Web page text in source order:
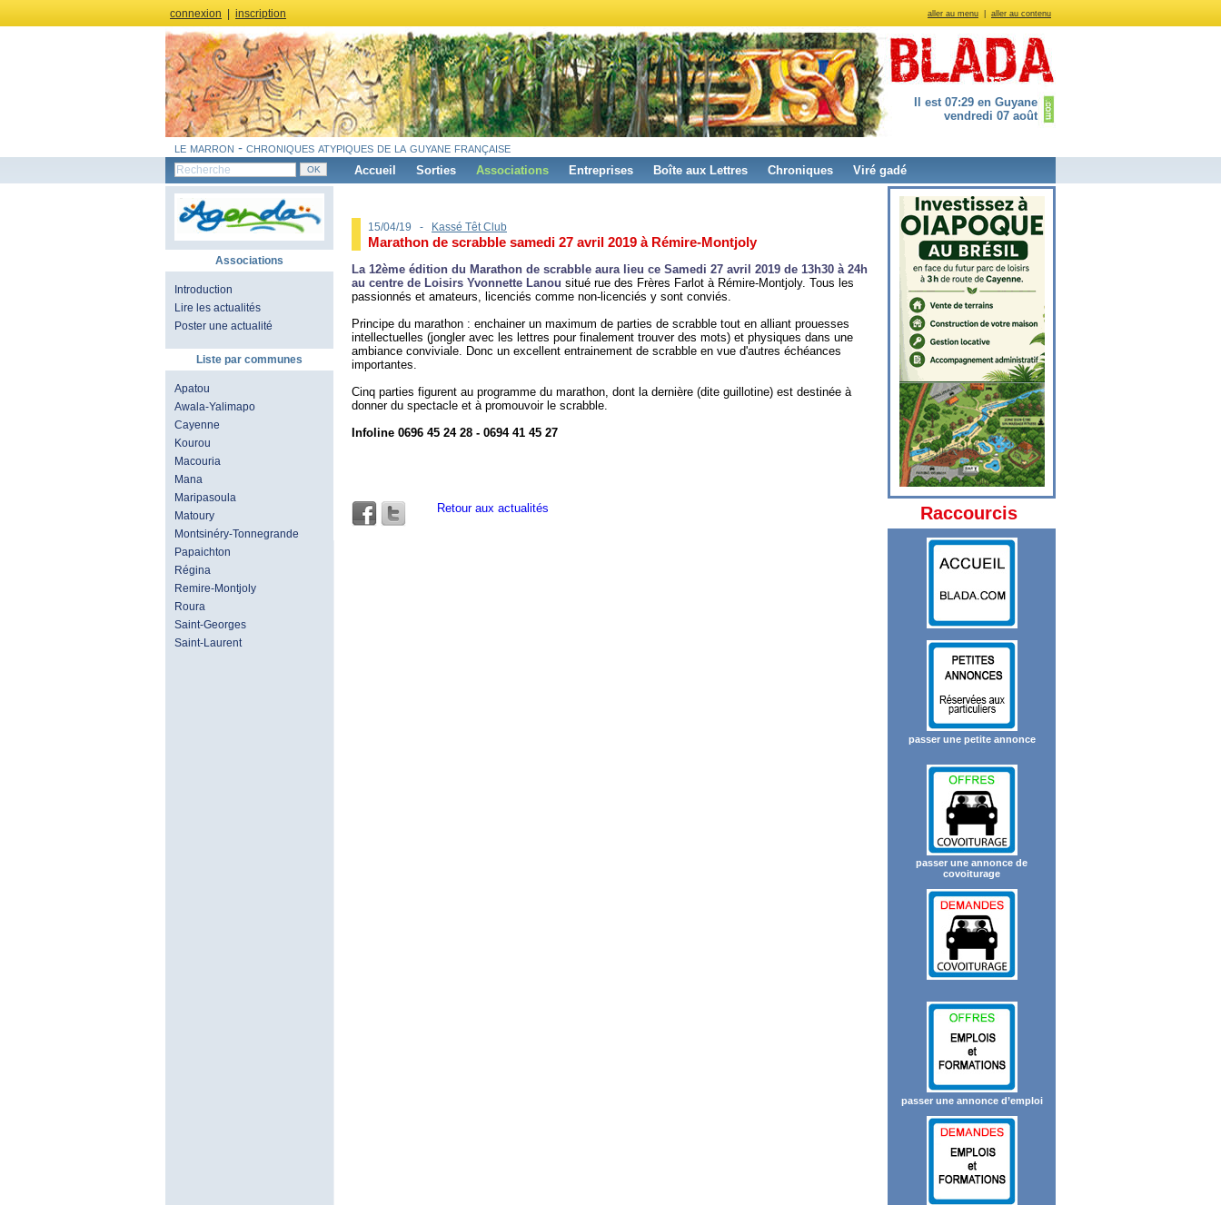
aller au menu aller au contenu
connexion inscription
Il est 07:29 en Guyane
vendredi 07 août
le marron - chroniques atypiques de la guyane française
Accueil Sorties Associations Entreprises Boîte aux Lettres Chroniques Viré gadé
Associations
Introduction
Lire les actualités
Poster une actualité
Liste par communes
Apatou
Awala-Yalimapo
Cayenne
Kourou
Macouria
Mana
Maripasoula
Matoury
Montsinéry-Tonnegrande
Papaichton
Régina
Remire-Montjoly
Roura
Saint-Georges
Saint-Laurent
15/04/19 - Kassé Têt Club
Marathon de scrabble samedi 27 avril 2019 à Rémire-Montjoly
La 12ème édition du Marathon de scrabble aura lieu ce Samedi 27 avril 2019 de 13h30 à 24h
au centre de Loisirs Yvonnette Lanou situé rue des Frères Farlot à Rémire-Montjoly. Tous les
passionnés et amateurs, licenciés comme non-licenciés y sont conviés.
Principe du marathon : enchainer un maximum de parties de scrabble tout en alliant prouesses
intellectuelles (jongler avec les lettres pour finalement trouver des mots) et physiques dans une
ambiance conviviale. Donc un excellent entrainement de scrabble en vue d'autres échéances
importantes.
Cinq parties figurent au programme du marathon, dont la dernière (dite guillotine) est destinée à
donner du spectacle et à promouvoir le scrabble.
Infoline 0696 45 24 28 - 0694 41 45 27
Retour aux actualités Raccourcis
passer une petite annonce
passer une annonce de
covoiturage
passer une annonce d’emploi